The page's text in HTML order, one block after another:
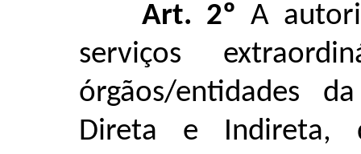
Art. 2º A
serviços
órgãos/entidades
Direta e Indireta,